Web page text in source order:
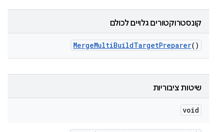
קונסטרוקטורים גלויים לכולם
MergeMultiBuildTargetPreparer()
שיטות ציבוריות
void